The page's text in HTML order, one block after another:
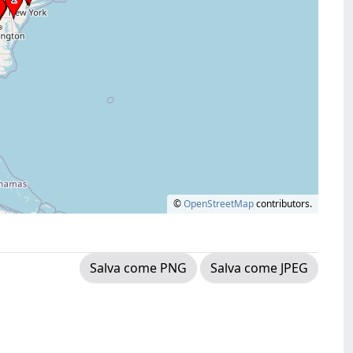
©OpenStreetMapcontributors.
Salva come PNG Salva come JPEG